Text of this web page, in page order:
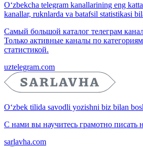
O‘zbekcha telegram kanallarining eng
kanallar, ruknlarda va batafsil statistikasi
Самый большой каталог телеграм
Только активные каналы по
статистикой.
uztelegram.com
O‘zbek tilida savodli yozishni biz bilan
С нами вы научитесь грамотно писать
sarlavha.com